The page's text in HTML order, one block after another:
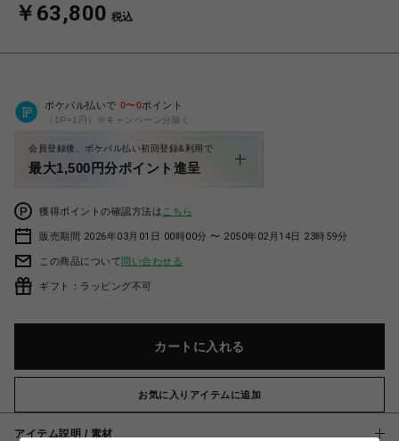
￥63,800 税込
ポケパル払いで 0〜0ポイント
（1P=1円）※キャンペーン分除く
会員登録後、ポケパル払い初回登録&利用で
最大1,500円分ポイント進呈
獲得ポイントの確認方法は こちら
販売期間 2026年03月01日 00時00分 〜 2050年02月14日 23時59分
この商品について問い合わせる
ギフト：ラッピング不可
カートに入れる
お気に入りアイテムに追加
アイテム説明 / 素材